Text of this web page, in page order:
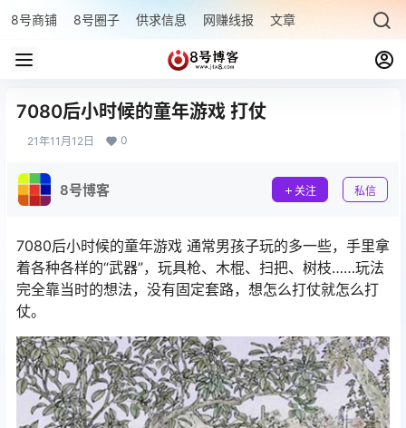
8号商铺 8号圈子 供求信息 网赚线报 文章专题 最新文章
7080后小时候的童年游戏 打仗
21年11月12日 0
8号博客 关注 私信
7080后小时候的童年游戏 通常男孩子玩的多一些，手里拿
着各种各样的“武器”，玩具枪、木棍、扫把、树枝……玩法
完全靠当时的想法，没有固定套路，想怎么打仗就怎么打
仗。